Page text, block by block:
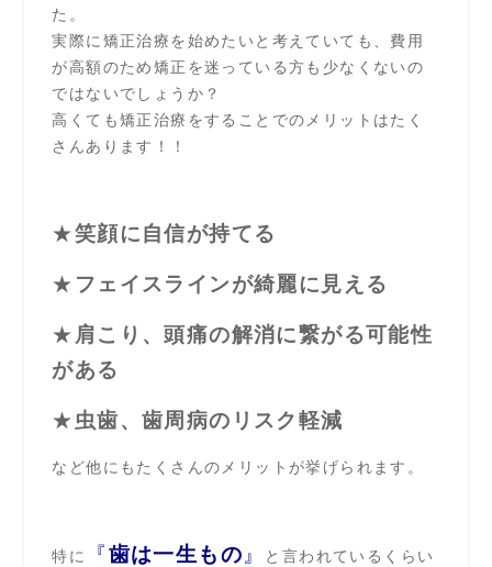
た。
実際に矯正治療を始めたいと考えていても、費用
が高額のため矯正を迷っている方も少なくないの
ではないでしょうか？
高くても矯正治療をすることでのメリットはたく
さんあります！！
★笑顔に自信が持てる
★ フェイスラインが綺麗に見える
★ 肩こり、頭痛の解消に繋がる可能性
がある
★ 虫歯、歯周病のリスク軽減
など他にもたくさんのメリットが挙げられます。
特に 『歯は一生もの 』
と言われているくらい